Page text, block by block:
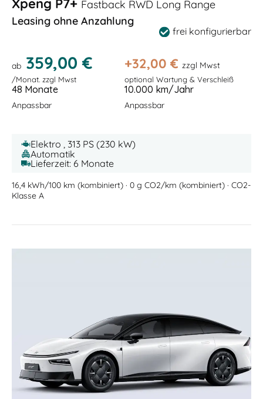
Xpeng P7+ Fastback RWD Long Range
Leasing ohne Anzahlung
frei konfigurierbar
ab 359,00 €
/Monat. zzgl Mwst
+32,00 € zzgl Mwst
optional Wartung & Verschleiß
48 Monate
Anpassbar
10.000 km/Jahr
Anpassbar
Elektro , 313 PS (230 kW)
Automatik
Lieferzeit: 6 Monate
16,4 kWh/100 km (kombiniert) · 0 g CO2/km (kombiniert) · CO2-
Klasse A